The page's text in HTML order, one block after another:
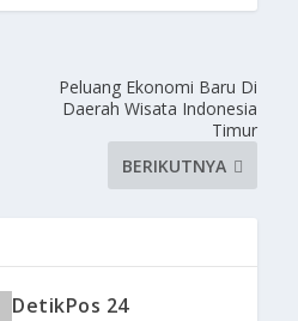
Peluang Ekonomi Baru Di
Daerah Wisata Indonesia
Timur
BERIKUTNYA
DetikPos 24